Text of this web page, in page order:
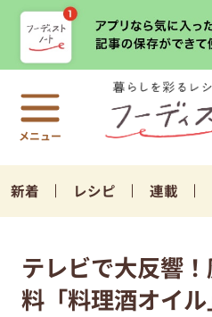
新着 レシピ 連載
テレビで大反響
料「料理酒オイル